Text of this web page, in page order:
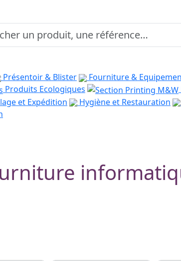
Présentoir & Blister Fourniture &
Produits Ecologiques
et Expédition Hygiène et Restauration